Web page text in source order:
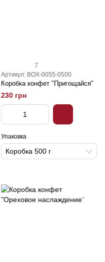
7
Артикул: BOX-0055-0500
Коробка конфет "Пригощайся"
230 грн
Упаковка
Коробка 500 г